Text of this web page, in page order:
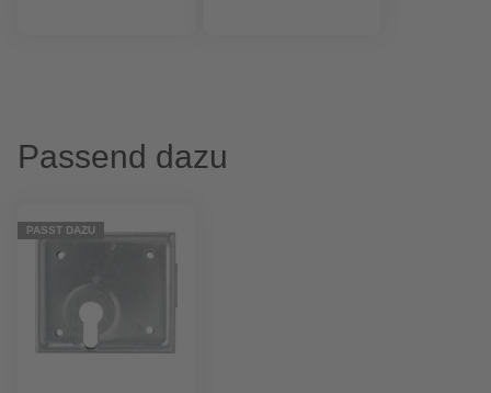
Passend dazu
PASST DAZU